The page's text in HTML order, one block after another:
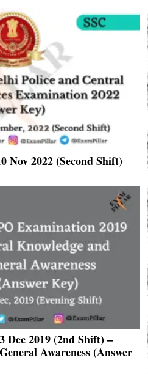
Nov 2022 (Second Shift)
Dec 2019 (2nd Shift) –
Awareness (Answer